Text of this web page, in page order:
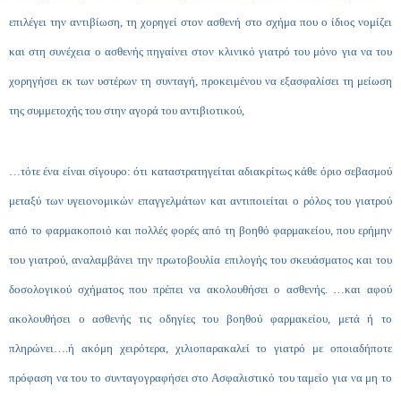
επιλέγει την αντιβίωση, τη χορηγεί στον ασθενή στο σχήμα που ο ίδιος νομίζει
και στη συνέχεια ο ασθενής πηγαίνει στον κλινικό γιατρό του μόνο για να του
χορηγήσει εκ των υστέρων τη συνταγή, προκειμένου να εξασφαλίσει τη μείωση
της συμμετοχής του στην αγορά του αντιβιοτικού,
…τότε ένα είναι σίγουρο: ότι καταστρατηγείται αδιακρίτως κάθε όριο σεβασμού
μεταξύ των υγειονομικών επαγγελμάτων και αντιποιείται ο ρόλος του γιατρού
από το φαρμακοποιό και πολλές φορές από τη βοηθό φαρμακείου, που ερήμην
του γιατρού, αναλαμβάνει την πρωτοβουλία επιλογής του σκευάσματος και του
δοσολογικού σχήματος που πρέπει να ακολουθήσει ο ασθενής. …και αφού
ακολουθήσει ο ασθενής τις οδηγίες του βοηθού φαρμακείου, μετά ή το
πληρώνει….ή ακόμη χειρότερα, χιλιοπαρακαλεί το γιατρό με οποιαδήποτε
πρόφαση να του το συνταγογραφήσει στο Ασφαλιστικό του ταμείο για να μη το